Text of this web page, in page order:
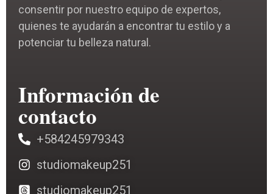
consentir por nuestro equipo de expertos,
quienes te ayudarán a encontrar tu estilo y a
potenciar tu belleza natural.
Información de
contacto
+584245979343
studiomakeup251
studiomakeup251